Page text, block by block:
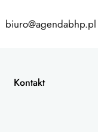
biuro@agendabhp.pl
Kontakt